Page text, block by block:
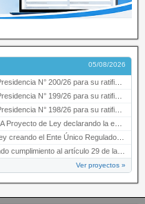
05/08/2026
N° 200/26 para su ratificación.
N° 199/26 para su ratificación.
N° 198/26 para su ratificación.
declarando la esencialidad del servicio educativ…
Único Regulador de servicios públicos de la …
al artículo 29 de la Ley provincial N° 1399…
Ver proyectos »